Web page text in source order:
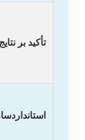
تأکید بر نتایج